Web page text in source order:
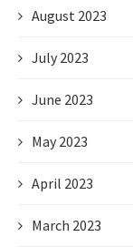
August 2023
July 2023
June 2023
May 2023
April 2023
March 2023